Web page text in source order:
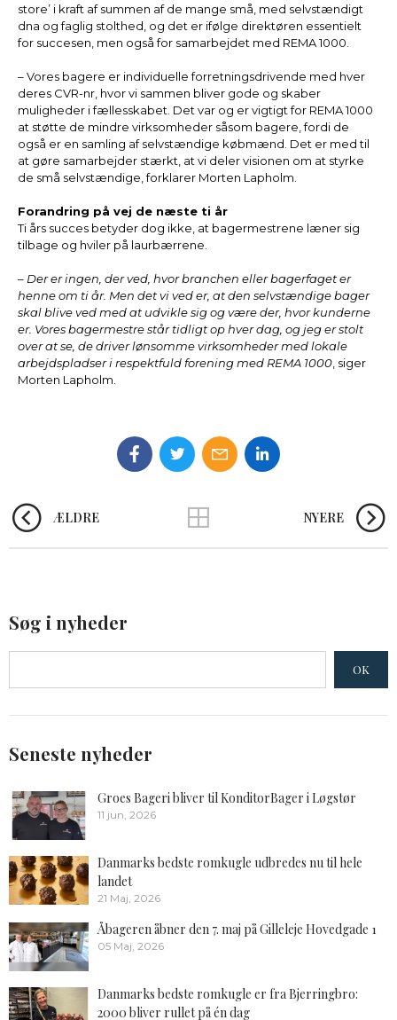
store’ i kraft af summen af de mange små, med selvstændigt
dna og faglig stolthed, og det er ifølge direktøren essentielt
for succesen, men også for samarbejdet med REMA 1000.
– Vores bagere er individuelle forretningsdrivende med hver
deres CVR-nr, hvor vi sammen bliver gode og skaber
muligheder i fællesskabet. Det var og er vigtigt for REMA 1000
at støtte de mindre virksomheder såsom bagere, fordi de
også er en samling af selvstændige købmænd. Det er med til
at gøre samarbejder stærkt, at vi deler visionen om at styrke
de små selvstændige, forklarer Morten Lapholm.
Forandring på vej de næste ti år
Ti års succes betyder dog ikke, at bagermestrene læner sig
tilbage og hviler på laurbærrene.
– Der er ingen, der ved, hvor branchen eller bagerfaget er
henne om ti år. Men det vi ved er, at den selvstændige bager
skal blive ved med at udvikle sig og være der, hvor kunderne
er. Vores bagermestre står tidligt op hver dag, og jeg er stolt
over at se, de driver lønsomme virksomheder med lokale
arbejdspladser i respektfuld forening med REMA 1000 , siger
Morten Lapholm.
ÆLDRE NYERE
Søg i nyheder
OK
Seneste nyheder
Groes Bageri bliver til KonditorBager i Løgstør
11 jun, 2026
Danmarks bedste romkugle udbredes nu til hele
landet
21 Maj, 2026
Åbageren åbner den 7. maj på Gilleleje Hovedgade 1
05 Maj, 2026
Danmarks bedste romkugle er fra Bjerringbro:
2000 bliver rullet på én dag